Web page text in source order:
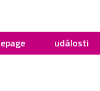
události